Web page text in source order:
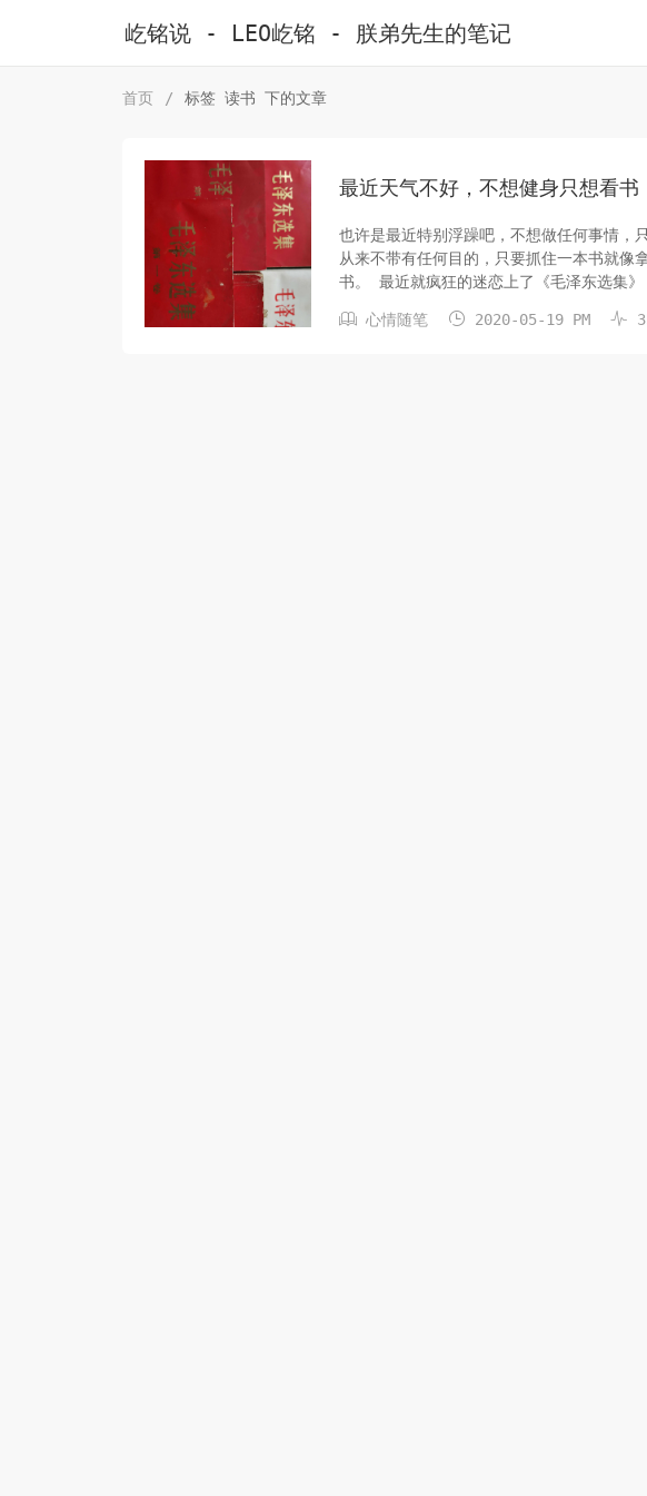
屹铭说 - LEO屹铭 - 朕弟先生的笔记
首页 / 标签 读书 下的文章
最近天气不好，不想健身只想看书
也许是最近特别浮躁吧，不想做任何事情，
从来不带有任何目的，只要抓住一本书就像
书。 最近就疯狂的迷恋上了《毛泽东选集
读了几页就喜欢上了，再多读几天，应该
 心情随笔  2020-05-19 PM 